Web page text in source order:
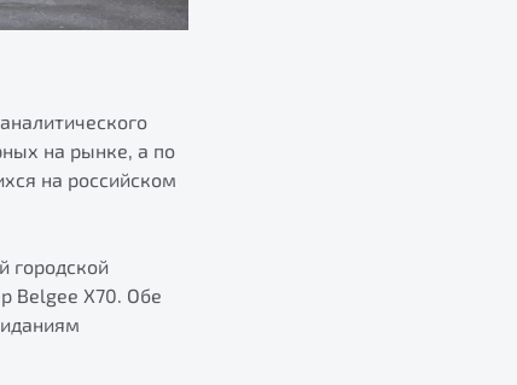
на рынке, а по
на российском
городской
Belgee X70. Обе